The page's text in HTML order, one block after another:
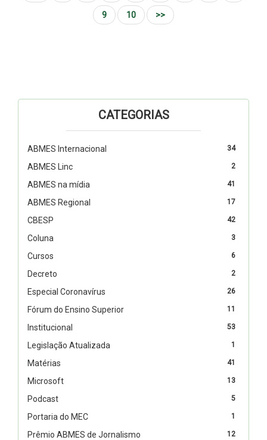
9 10 >>
CATEGORIAS
34
ABMES Internacional
2
ABMES Linc
41
ABMES na mídia
17
ABMES Regional
42
CBESP
3
Coluna
6
Cursos
2
Decreto
26
Especial Coronavírus
11
Fórum do Ensino Superior
53
Institucional
1
Legislação Atualizada
41
Matérias
13
Microsoft
5
Podcast
1
Portaria do MEC
12
Prêmio ABMES de Jornalismo